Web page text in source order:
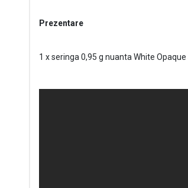
Prezentare
1 x seringa 0,95 g nuanta White